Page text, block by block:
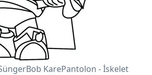
KarePantolon - İskelet